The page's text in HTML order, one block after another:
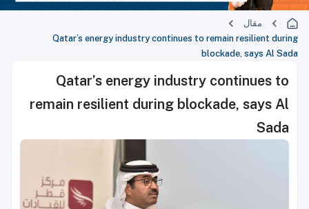
مقال
Qatar’s energy industry continues to remain resilient during
blockade, says Al Sada
Qatar’s energy industry continues to
remain resilient during blockade, says Al
Sada